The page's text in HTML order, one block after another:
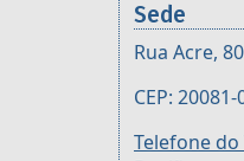
Sede
Rua Acre,
CEP: 20081-
Telefone do